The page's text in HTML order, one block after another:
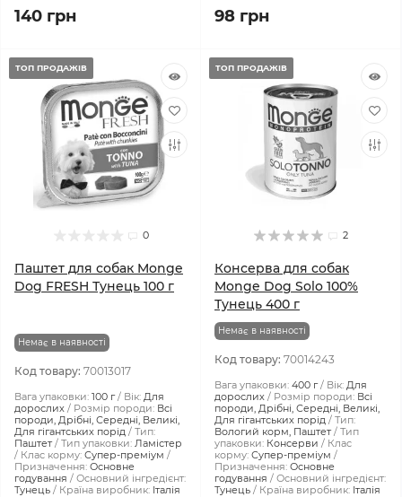
140 грн 98 грн
ТОП ПРОДАЖІВ
0
Паштет для собак Monge
Dog FRESH Тунeць 100 г
Немає в наявності
Код товару: 70013017
Вага упаковки: 100 г Вік: Для
дорослих
Розмір породи: Всі
породи, Дрібні, Середні, Великі,
Для гігантських порід
Тип:
Паштет
Тип упаковки: Ламістер
Клас корму: Супер-преміум
Призначення: Основне
годування
Основний інгредієнт:
Тунець
Країна виробник: Італія
ТОП ПРОДАЖІВ
2
Консерва для собак
Monge Dog Solo 100%
Тунець 400 г
Немає в наявності
Код товару: 70014243
Вага упаковки: 400 г Вік: Для
дорослих
Розмір породи: Всі
породи, Дрібні, Середні, Великі,
Для гігантських порід
Тип:
Вологий корм, Паштет
Тип
упаковки: Консерви
Клас
корму: Супер-преміум
Призначення: Основне
годування
Основний інгредієнт:
Тунець
Країна виробник: Італія